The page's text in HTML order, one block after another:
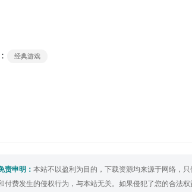
经典游戏
责申明： 本站不以盈利为目的，下载资源均来源于网络，
付费发生的侵权行为，与本站无关。如果侵犯了您的合法